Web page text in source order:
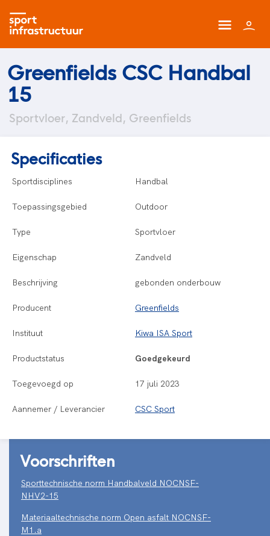
Greenfields CSC Handbal
15
Sportvloer, Zandveld, Greenfields
Specificaties
Sportdisciplines Handbal
Toepassingsgebied Outdoor
Type Sportvloer
Eigenschap Zandveld
Beschrijving gebonden onderbouw
Producent Greenfields
Instituut Kiwa ISA Sport
Productstatus Goedgekeurd
Toegevoegd op 17 juli 2023
Aannemer / Leverancier CSC Sport
Voorschriften
Sporttechnische norm Handbalveld NOCNSF-
NHV2-15
Materiaaltechnische norm Open asfalt NOCNSF-
M1.a